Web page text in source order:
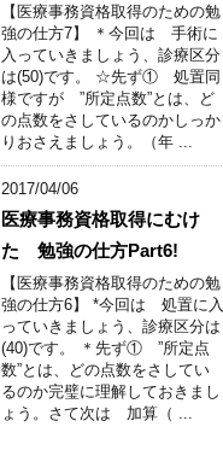
【医療事務資格取得のための勉
強の仕方7】 ＊今回は 手術に
入っていきましょう、診療区分
は(50)です。 ☆先ず① 処置同
様ですが ”所定点数”とは、ど
の点数をさしているのかしっか
りおさえましょう。（年 ...
2017/04/06
医療事務資格取得にむけ
た 勉強の仕方Part6!
【医療事務資格取得のための勉
強の仕方6】 *今回は 処置に入
っていきましょう、診療区分は
(40)です。 ＊先ず① ”所定点
数”とは、どの点数をさしてい
るのか完璧に理解しておきまし
ょう。さて次は 加算（ ...